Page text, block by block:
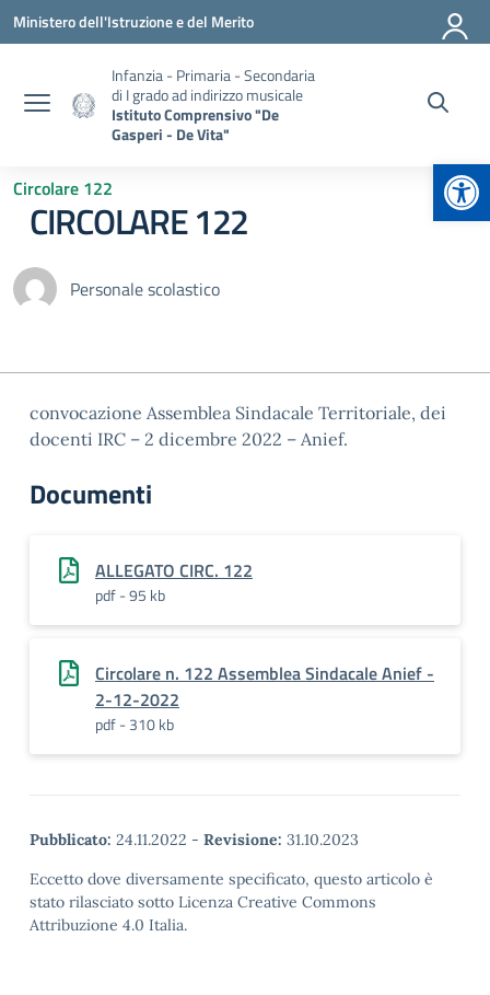
Vai ai contenuti
Vai al menu di navigazione
Vai al footer
Ministero dell'Istruzione e del Merito
Infanzia - Primaria - Secondaria
di I grado ad indirizzo musicale
Istituto Comprensivo "De
Gasperi - De Vita"
Circolare 122
CIRCOLARE 122
Personale scolastico
convocazione Assemblea Sindacale Territoriale, dei
docenti IRC – 2 dicembre 2022 – Anief.
Documenti
ALLEGATO CIRC. 122
pdf - 95 kb
Circolare n. 122 Assemblea Sindacale Anief -
2-12-2022
pdf - 310 kb
Pubblicato: 24.11.2022 - Revisione: 31.10.2023
Eccetto dove diversamente specificato, questo articolo è
stato rilasciato sotto Licenza Creative Commons
Attribuzione 4.0 Italia.